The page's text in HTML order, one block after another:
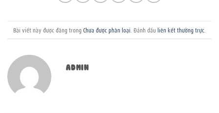
Bài viết này được đăng trong Chưa được phân loại . Đánh dấu liên kết thường trực
ADMIN